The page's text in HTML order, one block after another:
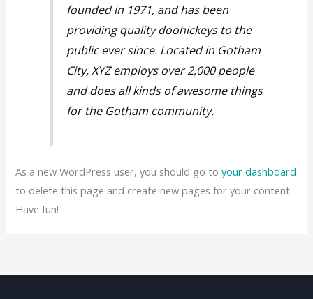
founded in 1971, and has been
providing quality doohickeys to the
public ever since. Located in Gotham
City, XYZ employs over 2,000 people
and does all kinds of awesome things
for the Gotham community.
As a new WordPress user, you should go toyour dashboard
to delete this page and create new pages for your content.
Have fun!